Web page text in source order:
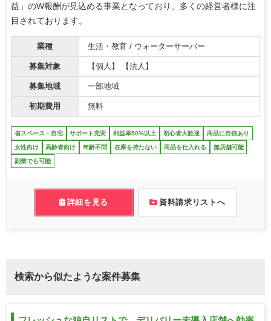
益」のW報酬が見込める事業となっており、多くの経営者様に注
目されております。
業種 生活・教育 / ウォーターサーバー
募集対象 【個人】 【法人】
募集地域 一部地域
初期費用 無料
省スペース・自宅 サポート充実 利益率50%以上 初心者大歓迎 商品に自信あり
女性向け 高齢者向け 年齢不問 在庫を持たない 商品を仕入れる 無店舗可能
副業でも可能
詳細を見る 資料請求リストへ
検索から似たような案件募集